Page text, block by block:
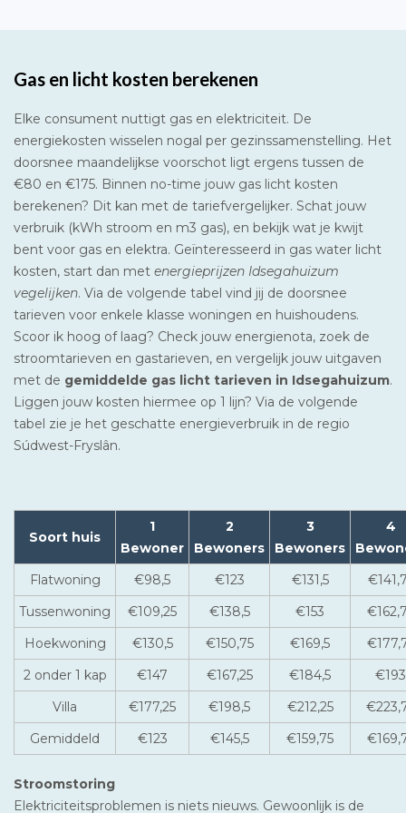
Gas en licht kosten berekenen
Elke consument nuttigt gas en elektriciteit. De
energiekosten wisselen nogal per gezinssamenstelling. Het
doorsnee maandelijkse voorschot ligt ergens tussen de
€80 en €175. Binnen no-time jouw gas licht kosten
berekenen? Dit kan met de tariefvergelijker. Schat jouw
verbruik (kWh stroom en m3 gas), en bekijk wat je kwijt
bent voor gas en elektra. Geïnteresseerd in gas water licht
kosten, start dan met energieprijzen Idsegahuizum
vegelijken. Via de volgende tabel vind jij de doorsnee
tarieven voor enkele klasse woningen en huishoudens.
Scoor ik hoog of laag? Check jouw energienota, zoek de
stroomtarieven en gastarieven, en vergelijk jouw uitgaven
met de gemiddelde gas licht tarieven in Idsegahuizum.
Liggen jouw kosten hiermee op 1 lijn? Via de volgende
tabel zie je het geschatte energieverbruik in de regio
Súdwest-Fryslân.
Soort huis
1
Bewoner
2
Bewoners
3
Bewoners
4
Flatwoning
€98,5 €123 €131,5
Tussenwoning
€109,25 €138,5 €153
Hoekwoning
€130,5 €150,75 €169,5
2 onder 1 kap
€147 €167,25 €184,5
€193
Villa
€177,25 €198,5 €212,25
Gemiddeld
€123 €145,5 €159,75
Stroomstoring
Elektriciteitsproblemen is niets nieuws. Gewoonlijk is de